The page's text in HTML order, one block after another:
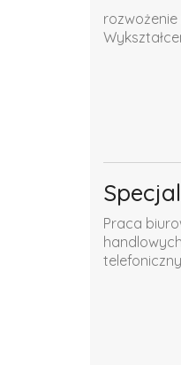
Praca